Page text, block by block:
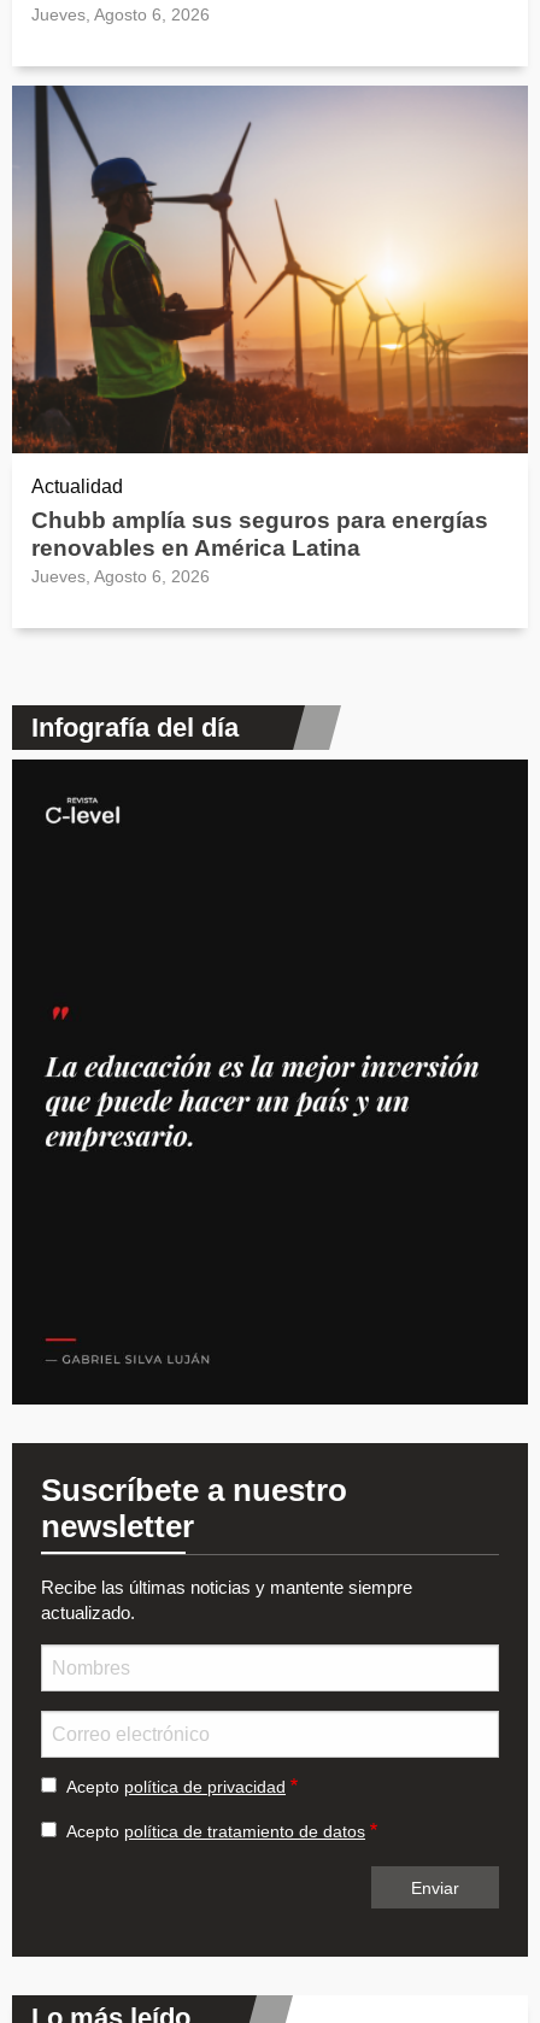
Jueves, Agosto 6, 2026
Actualidad
Chubb amplía sus seguros para energías
renovables en América Latina
Jueves, Agosto 6, 2026
Infografía del día
Suscríbete a nuestro
newsletter
Recibe las últimas noticias y mantente siempre
actualizado.
Acepto política de privacidad
Acepto política de tratamiento de datos